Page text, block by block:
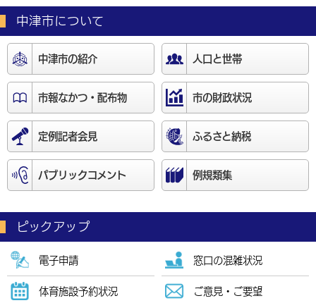
中津市について
中津市の紹介 人口と世帯
市報なかつ・配布物 市の財政状況
定例記者会見 ふるさと納税
パブリックコメント 例規類集
ピックアップ
電子申請 窓口の混雑状況
体育施設予約状況 ご意見・ご要望